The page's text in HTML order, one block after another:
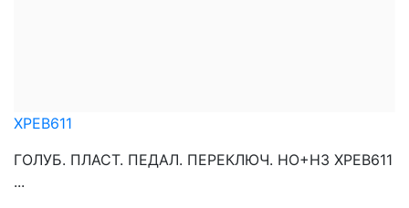
XPEB611
ГОЛУБ. ПЛАСТ. ПЕДАЛ. ПЕРЕКЛЮЧ. НО+НЗ XPEB611
...